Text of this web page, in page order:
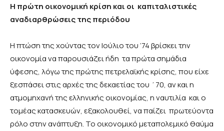
Η πρώτη οικονομική κρίση και οι καπιταλιστικές
αναδιαρθρώσεις της περιόδου
Η πτώση της χούντας τον Ιούλιο του ‘74 βρίσκει την
οικονομία να παρουσιάζει ήδη τα πρώτα σημάδια
ύφεσης, λόγω της πρώτης πετρελαϊκής κρίσης, που είχε
ξεσπάσει στις αρχές της δεκαετίας του ΄70, αν και η
ατμομηχανή της ελληνικής οικονομίας, η ναυτιλία και ο
τομέας κατασκευών, εξακολουθεί, να παίζει πρωτεύοντα
ρόλο στην ανάπτυξη. Το οικονομικό μεταπολεμικό θαύμα